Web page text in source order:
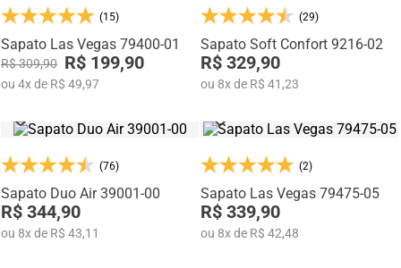
(15)
Sapato Las Vegas 79400-01
R$ 309,90 R$ 199,90
ou 4xde R$ 49,97
(29)
Sapato Soft Confort 9216-02
R$ 329,90
ou 8xde R$ 41,23
(76)
Sapato Duo Air 39001-00
R$ 344,90
ou 8xde R$ 43,11
(2)
Sapato Las Vegas 79475-05
R$ 339,90
ou 8xde R$ 42,48